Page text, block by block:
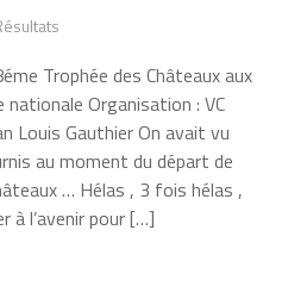
Trophée des Châteaux aux
nationale Organisation : VC
Louis Gauthier On avait vu
au moment du départ de
… Hélas , 3 fois hélas ,
à l’avenir pour […]